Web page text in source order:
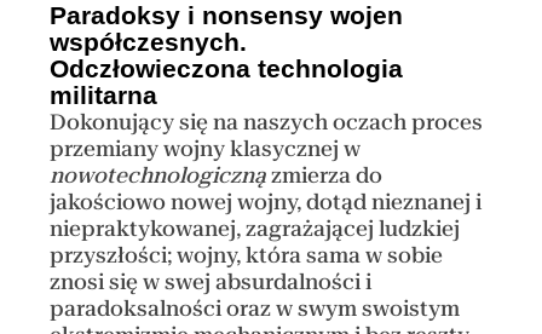
Paradoksy i nonsensy wojen
współczesnych.
Odczłowieczona technologia
militarna
Dokonujący się na naszych oczach proces
przemiany wojny klasycznej w
nowotechnologicznązmierza do
jakościowo nowej wojny, dotąd nieznanej i
niepraktykowanej, zagrażającej ludzkiej
przyszłości; wojny, która sama w sobie
znosi się w swej absurdalności i
paradoksalności oraz w swym swoistym